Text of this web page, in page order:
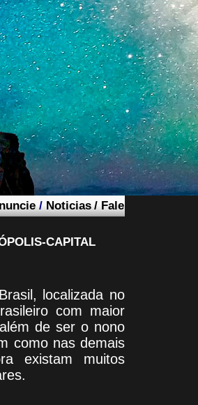
/Noticias /Fale
CAPITAL
localizada no
com maior
de ser o nono
como nas demais
existam muitos